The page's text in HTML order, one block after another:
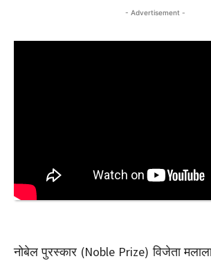
- Advertisement -
नोबेल पुरस्कार (Noble Prize) विजेता